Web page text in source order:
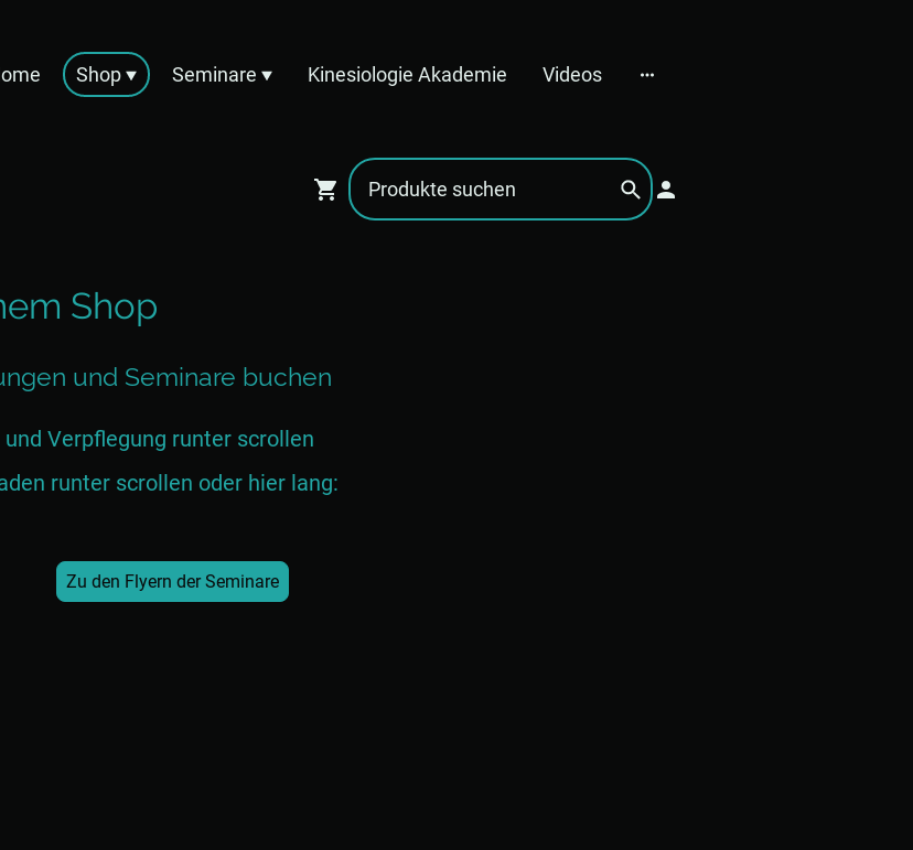
Shop Seminare Kinesiologie Akademie Videos
Shop
und Seminare buchen
Verpflegung runter scrollen
runter scrollen oder hier lang:
Zu den Flyern der Seminare